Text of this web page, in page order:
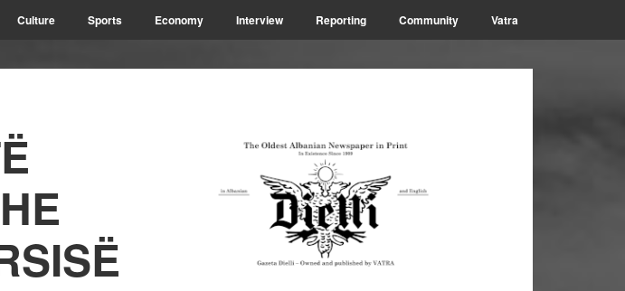
Culture Sports Economy Interview Reporting Community Vatra